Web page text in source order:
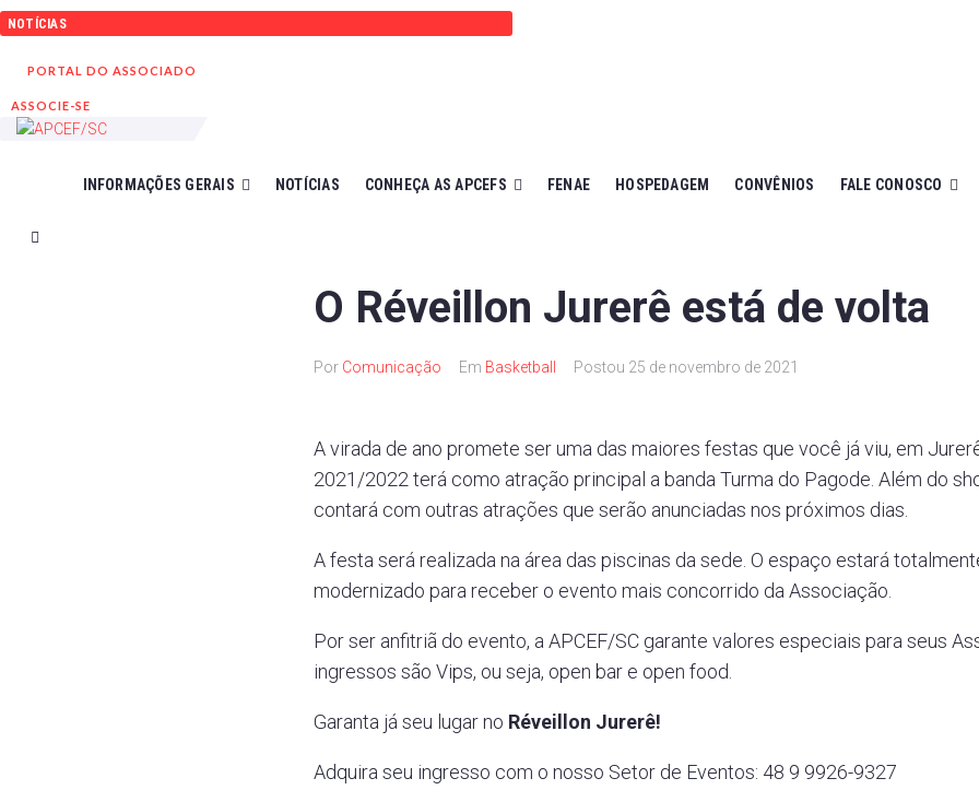
Ir
para
NOTÍCIAS
PORTAL DO ASSOCIADO
ASSOCIE-SE
INFORMAÇÕES GERAIS NOTÍCIAS CONHEÇA AS APCEFS FENAE HOSPEDAGEM CONVÊNIOS FALE CONOSCO
O Réveillon Jurerê está de volta
Por Comunicação Em Basketball Postou 25 de novembro de 2021
A virada de ano promete ser uma das maiores festas que você já viu, em
2021/2022 terá como atração principal a banda Turma do Pagode. Além do
contará com outras atrações que serão anunciadas nos próximos dias.
A festa será realizada na área das piscinas da sede. O espaço estará
modernizado para receber o evento mais concorrido da Associação.
Por ser anfitriã do evento, a APCEF/SC garante valores especiais para seus
ingressos são Vips, ou seja, open bar e open food.
Garanta já seu lugar no Réveillon Jurerê!
Adquira seu ingresso com o nosso Setor de Eventos: 48 9 9926-9327